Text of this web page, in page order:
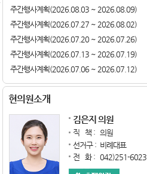
주간행사계획(2026.08.03 ~ 2026.08.09)
주간행사계획(2026.07.27 ~ 2026.08.02)
주간행사계획(2026.07.20 ~ 2026.07.26)
주간행사계획(2026.07.13 ~ 2026.07.19)
주간행사계획(2026.07.06 ~ 2026.07.12)
현의원소개
김은지 의원
직 책 : 의원
선거구 : 비례대표
전 화 : 042)251-6023